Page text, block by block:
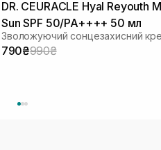
DR. CEURACLE Hyal Reyouth
Sun SPF 50/PA++++ 50 мл
790₴990₴